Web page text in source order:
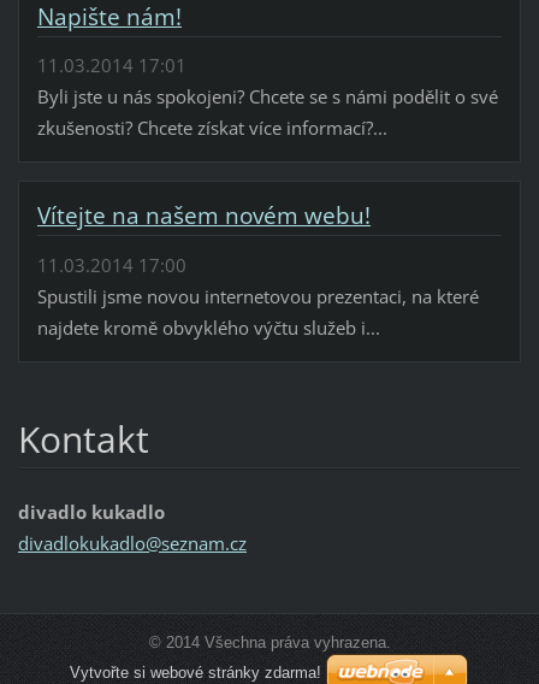
Napište nám!
11.03.2014 17:01
Byli jste u nás spokojeni? Chcete se s námi podělit o své
zkušenosti? Chcete získat více informací?...
Vítejte na našem novém webu!
11.03.2014 17:00
Spustili jsme novou internetovou prezentaci, na které
najdete kromě obvyklého výčtu služeb i...
Kontakt
divadlo kukadlo
divadlokukadlo@seznam.cz
© 2014 Všechna práva vyhrazena.
Vytvořte si webové stránky zdarma!